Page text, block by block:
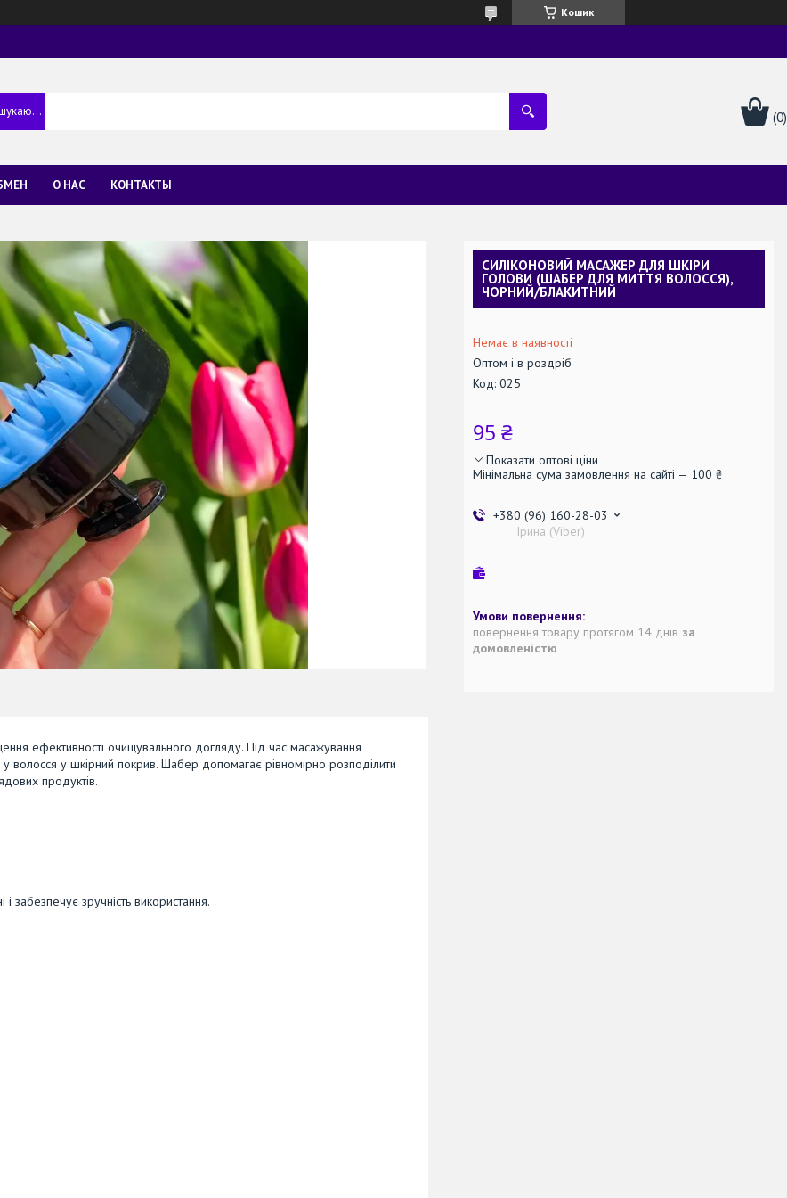
Кошик
О НАС КОНТАКТЫ
ефективності очищувального догляду. Під час масажування
у волосся у шкірний покрив. Шабер допомагає рівномірно розподілити
продуктів.
забезпечує зручність використання.
СИЛІКОНОВИЙ МАСАЖЕР ДЛЯ ШКІРИ
ГОЛОВИ (ШАБЕР ДЛЯ МИТТЯ ВОЛОССЯ),
ЧОРНИЙ/БЛАКИТНИЙ
Немає в наявності
Оптом і в роздріб
Код: 025
95 ₴
Показати оптові ціни
Мінімальна сума замовлення на сайті — 100 ₴
+380 (96) 160-28-03
Ірина (Viber)
повернення товару протягом 14 днів за
домовленістю